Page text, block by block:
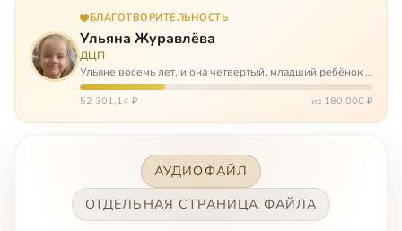
БЛАГОТВОРИТЕЛЬНОСТЬ
Ульяна Журавлёва
ДЦП
Ульяне восемь лет, и она четвертый, младший ребёнок в
многодетной семье. И с самого рождения Ульяну лечат.
Несколько операций, ежедневные процедуры,
52 301,14 ₽ из 180 000 ₽
АУДИОФАЙЛ
ОТДЕЛЬНАЯ СТРАНИЦА ФАЙЛА